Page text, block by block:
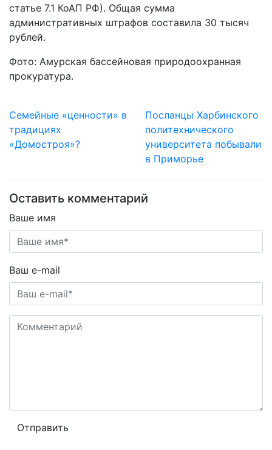
статье 7.1 КоАП РФ). Общая сумма
административных штрафов составила 30 тысяч
рублей.
Фото: Амурская бассейновая природоохранная
прокуратура.
Семейные «ценности» в
традициях
«Домостроя»?
Посланцы Харбинского
политехнического
университета побывали
в Приморье
Оставить комментарий
Ваше имя
Ваш e-mail